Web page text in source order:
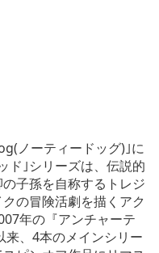
ノーティードッグ)｣に
ド｣シリーズは、伝説的
子孫を自称するトレジ
の冒険活劇を描くアク
年の『アンチャーテ
来、4本のメインシリー